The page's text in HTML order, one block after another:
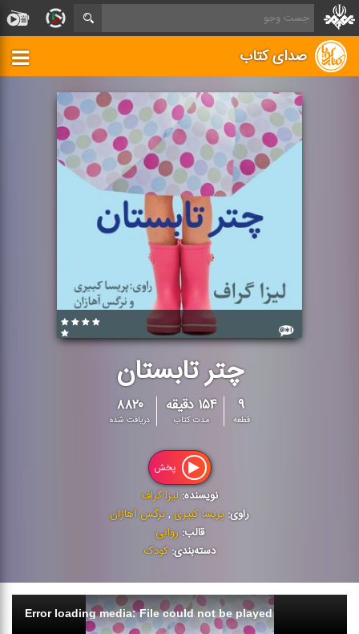
صدای کتاب
چتر تابستان
۹
قطعه
۱۵۴ دقیقه
مدت کتاب
۸۸۲۰
دریافت شده
پخش
نویسنده:لیزا گراف
راوی: پریسا کبیری ,نرگس آهازان
قالب: روایی
دسته‌بندی: کودک
Error loading media: File could not be played